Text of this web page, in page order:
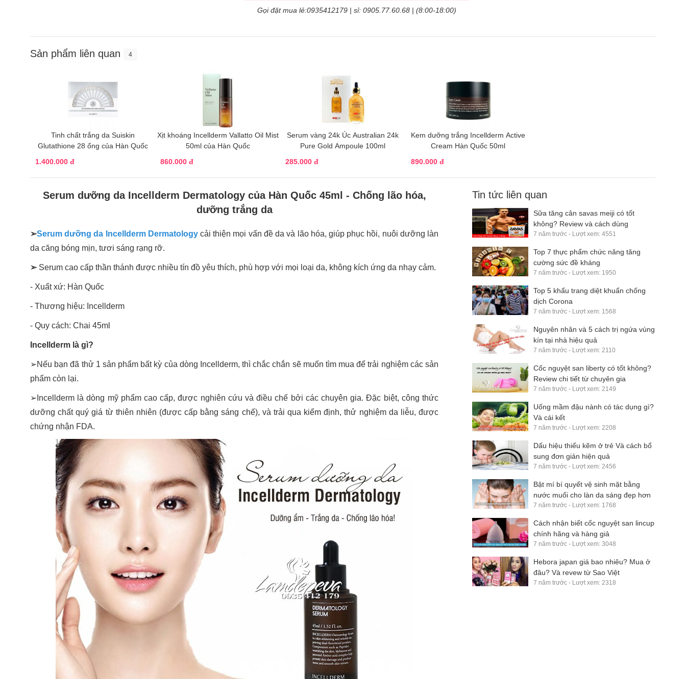
Gọi đặt mua lẻ:0935412179 | sỉ: 0905.77.60.68 | (8:00-18:00)
Sản phẩm liên quan 4
Tinh chất trắng da Suiskin
Glutathione 28 ống của Hàn Quốc
1.400.000 đ
Xịt khoáng Incellderm Vallatto Oil Mist
50ml của Hàn Quốc
860.000 đ
Serum vàng 24k Úc Australian 24k
Pure Gold Ampoule 100ml
285.000 đ
Kem dưỡng trắng Incellderm Active
Cream Hàn Quốc 50ml
890.000 đ
Serum dưỡng da Incellderm Dermatology của Hàn Quốc 45ml - Chống lão hóa,
dưỡng trắng da
➢Serum dưỡng da Incellderm Dermatologycải thiện mọi vấn đề da và lão hóa, giúp phục hồi, nuôi dưỡng làn
da căng bóng mịn, tươi sáng rạng rỡ.
➢ Serum cao cấp thần thánh được nhiều tín đồ yêu thích, phù hợp với mọi loại da, không kích ứng da nhạy cảm.
- Xuất xứ: Hàn Quốc
- Thương hiệu: Incellderm
- Quy cách: Chai 45ml
Incellderm là gì?
➢Nếu bạn đã thử 1 sản phẩm bất kỳ của dòng Incellderm, thì chắc chắn sẽ muốn tìm mua để trải nghiệm các sản
phẩm còn lại.
➢Incellderm là dòng mỹ phẩm cao cấp, được nghiên cứu và điều chế bởi các chuyên gia. Đặc biệt, công thức
dưỡng chất quý giá từ thiên nhiên (được cấp bằng sáng chế), và trải qua kiểm định, thử nghiệm da liễu, được
chứng nhận FDA.
Tin tức liên quan
Sữa tăng cân savas meiji có tốt
không? Review và cách dùng
7 năm trước - Lượt xem: 4551
Top 7 thực phẩm chức năng tăng
cường sức đề kháng
7 năm trước - Lượt xem: 1950
Top 5 khẩu trang diệt khuẩn chống
dịch Corona
7 năm trước - Lượt xem: 1568
Nguyên nhân và 5 cách trị ngứa vùng
kín tại nhà hiệu quả
7 năm trước - Lượt xem: 2110
Cốc nguyệt san liberty có tốt không?
Review chi tiết từ chuyên gia
7 năm trước - Lượt xem: 2149
Uống mầm đậu nành có tác dụng gì?
Và cái kết
7 năm trước - Lượt xem: 2208
Dấu hiệu thiếu kẽm ở trẻ Và cách bổ
sung đơn giản hiện quả
7 năm trước - Lượt xem: 2456
Bật mí bí quyết vệ sinh mặt bằng
nước muối cho làn da sáng đẹp hơn
7 năm trước - Lượt xem: 1768
Cách nhận biết cốc nguyệt san lincup
chính hãng và hàng giả
7 năm trước - Lượt xem: 3048
Hebora japan giá bao nhiêu? Mua ở
đâu? Và revew từ Sao Việt
7 năm trước - Lượt xem: 2318